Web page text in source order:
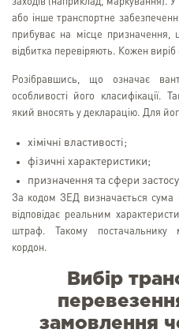
або інше транспортне
прибуває на місце призначення,
відбитка перевіряють. Кожен
Розібравшись, що означає
особливості його класифікації.
який вносять у декларацію. Для
хімічні властивості;
фізичні характеристики;
призначення та сфери
За кодом ЗЕД визначається
відповідає реальним
штраф. Такому постачальнику
кордон.
Вибір
замовлення